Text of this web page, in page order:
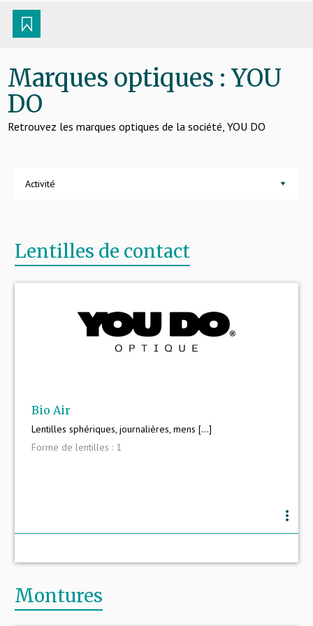
Verres
Marques optiques : YOU
DO
Retrouvez les marques optiques de la société, YOU DO
Activité
Lentilles de contact
Bio Air
Lentilles sphériques, journalières, mens [...]
Forme de lentilles : 1
more_vert
Montures